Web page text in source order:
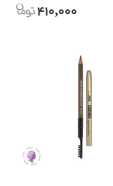
410,000